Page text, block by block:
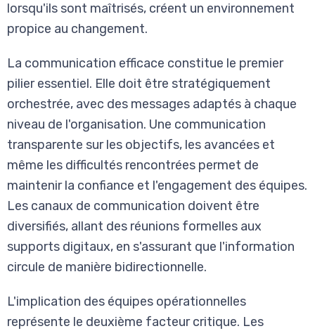
lorsqu'ils sont maîtrisés, créent un environnement
propice au changement.
La communication efficace constitue le premier
pilier essentiel. Elle doit être stratégiquement
orchestrée, avec des messages adaptés à chaque
niveau de l'organisation. Une communication
transparente sur les objectifs, les avancées et
même les difficultés rencontrées permet de
maintenir la confiance et l'engagement des équipes.
Les canaux de communication doivent être
diversifiés, allant des réunions formelles aux
supports digitaux, en s'assurant que l'information
circule de manière bidirectionnelle.
L'implication des équipes opérationnelles
représente le deuxième facteur critique. Les